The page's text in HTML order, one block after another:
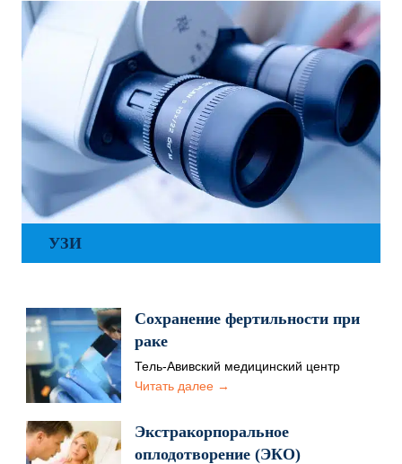
УЗИ
Сохранение фертильности при
раке
Тель-Авивский медицинский центр
Сураски особое внимание уделяют
вопрос…
Читать далее →
Экстракорпоральное
оплодотворение (ЭКО)